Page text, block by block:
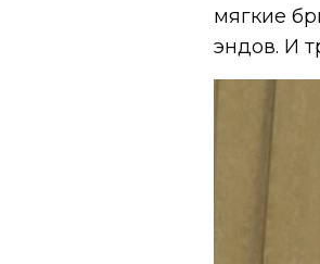
мягкие
эндов. И